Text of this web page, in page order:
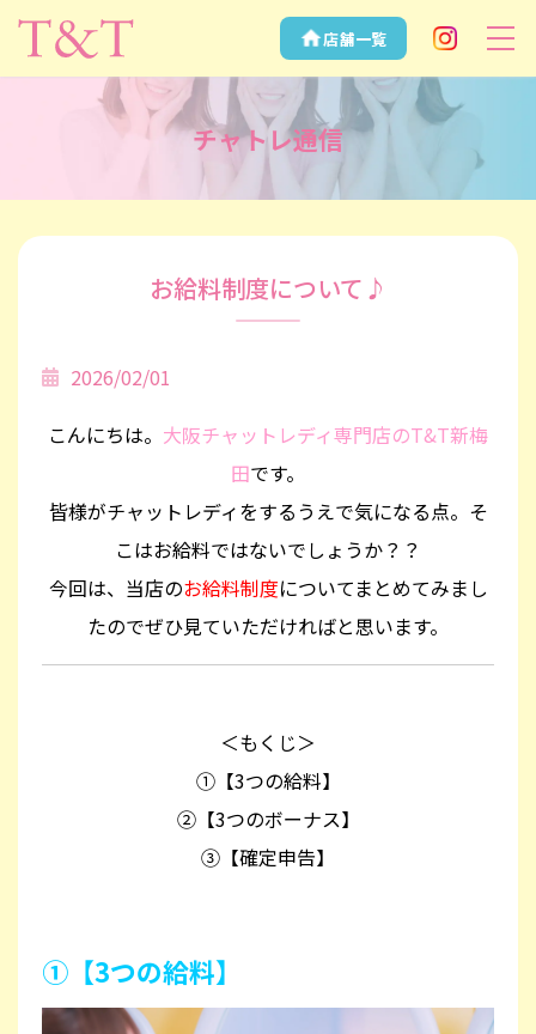
安全性NO.1
の大阪チャッ
T&T
店舗一覧
Instagram
チャトレ通信
お給料制度について♪
2026/02/01
こんにちは。 大阪チャットレディ専門店のT&T新梅
田です。
皆様がチャットレディをするうえで気になる点。そ
こはお給料ではないでしょうか？？
今回は、当店のお給料制度についてまとめてみまし
たのでぜひ見ていただければと思います。
＜もくじ＞
①【3つの給料】
②【3つのボーナス】
③【確定申告】
①【3つの給料】